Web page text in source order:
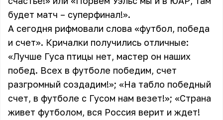
будет матч – суперфинал!».
А сегодня рифмовали слова «футбол, победа
и счет». Кричалки получились отличные:
«Лучше Гуса птицы нет, мастер он наших
побед. Всех в футболе победим, счет
разгромный создадим!»; «На табло победный
счет, в футболе с Гусом нам везет!»; «Страна
живет футболом, вся Россия верит и ждет!